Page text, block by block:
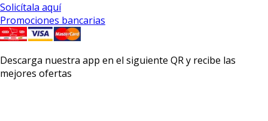
Solicítala aquí
Promociones bancarias
Descarga nuestra app en el siguiente QR y recibe las
mejores ofertas